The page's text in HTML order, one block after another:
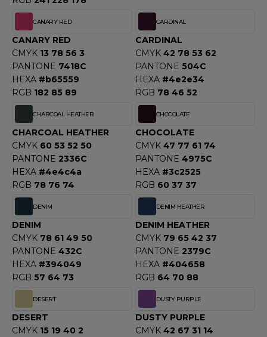
CLOTHING
DENIM
ONE TOWELLING
CITY
CANARY RED
CANARY RED
CMYK 13 78 56 3
PANTONE 7418C
HEXA #b65559
RGB 182 85 89
CARDINAL
CARDINAL
CMYK 42 78 53 62
PANTONE 504C
HEXA #4e2e34
RGB 78 46 52
CHARCOAL HEATHER
CHARCOAL HEATHER
CMYK 60 53 52 50
PANTONE 2336C
HEXA #4e4c4a
RGB 78 76 74
CHOCOLATE
CHOCOLATE
CMYK 47 77 61 74
PANTONE 4975C
HEXA #3c2525
RGB 60 37 37
DENIM
DENIM
CMYK 78 61 49 50
PANTONE 432C
HEXA #394049
RGB 57 64 73
DENIM HEATHER
DENIM HEATHER
CMYK 79 65 42 37
PANTONE 2379C
HEXA #404658
RGB 64 70 88
DESERT
DESERT
CMYK 15 19 40 2
DUSTY PURPLE
DUSTY PURPLE
CMYK 42 67 31 14